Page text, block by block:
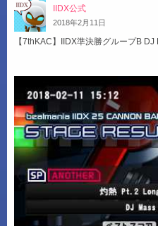
IIDX公式
2018年2月 11 日
【7thKAC】IIDX準決勝グループB